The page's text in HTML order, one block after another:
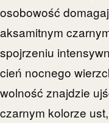
osobowość
aksamitnym
spojrzeniu
cień nocnego
wolność znajdzie
czarnym kolorze